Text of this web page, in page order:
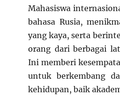
Mahasiswa
bahasa Rusia,
yang kaya, serta
orang dari berbagai
Ini memberi
untuk berkembang
kehidupan, baik